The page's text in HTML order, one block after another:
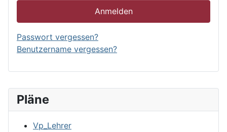
Pläne
Vp_Lehrer
Anmelden
Passwort vergessen?
Benutzername vergessen?